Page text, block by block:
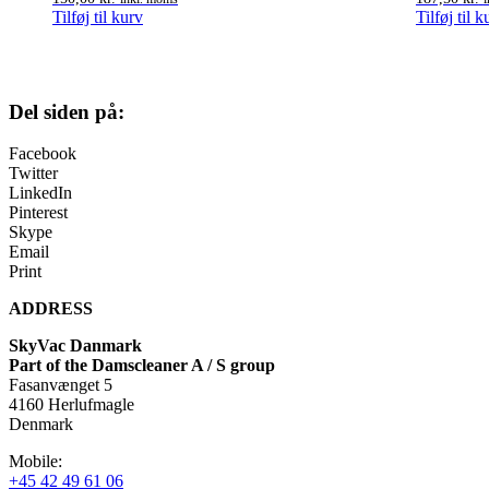
Tilføj til kurv Tilføj til
Del siden på:
Facebook
Twitter
LinkedIn
Pinterest
Skype
Email
Print
ADDRESS
SkyVac Danmark
Part of the Damscleaner A / S group
Fasanvænget 5
4160 Herlufmagle
Denmark
Mobile:
+45 42 49 61 06